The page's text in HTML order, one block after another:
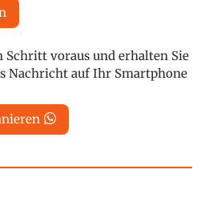
Schritt voraus und erhalten Sie
Nachricht auf Ihr Smartphone